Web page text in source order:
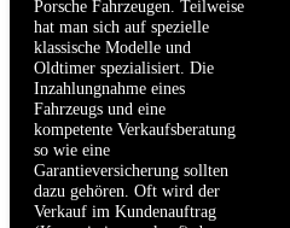
Porsche Fahrzeugen. Teilweise
hat man sich auf spezielle
klassische Modelle und
Oldtimer spezialisiert. Die
Inzahlungnahme eines
Fahrzeugs und eine
kompetente Verkaufsberatung
so wie eine
Garantieversicherung sollten
dazu gehören. Oft wird der
Verkauf im Kundenauftrag